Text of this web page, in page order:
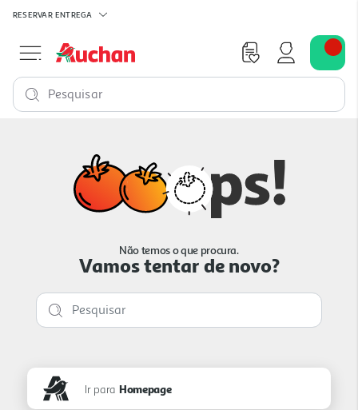
RESERVAR ENTREGA
Pesquisar
Não temos o que procura.
Vamos tentar de novo?
Ir para Homepage